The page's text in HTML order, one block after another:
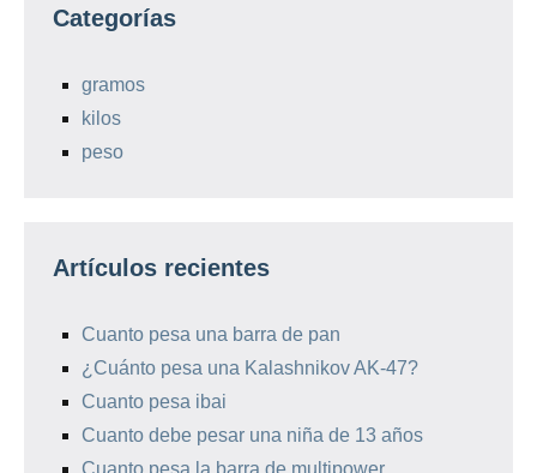
Categorías
gramos
kilos
peso
Artículos recientes
Cuanto pesa una barra de pan
¿Cuánto pesa una Kalashnikov AK-47?
Cuanto pesa ibai
Cuanto debe pesar una niña de 13 años
Cuanto pesa la barra de multipower